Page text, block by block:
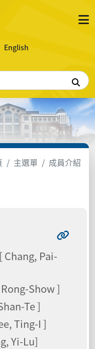
English
搜尋
主選單 成員介紹
Chang, Pai-
Show ]
Te ]
Ting-I ]
Yi-Lu]